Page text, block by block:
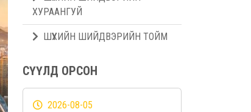
ХУРААНГУЙ
ШҮҮХИЙН ШИЙДВЭРИЙН ТОЙМ
СҮҮЛД ОРСОН
2026-08-05